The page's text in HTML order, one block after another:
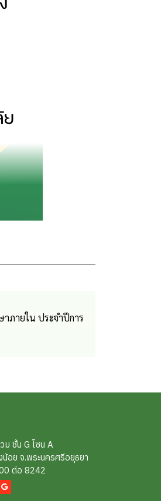
ภายใน ประจำปีการ
ม ชั้น G โซน A
น้อย จ.พระนครศรีอยุธยา
ต่อ 8242